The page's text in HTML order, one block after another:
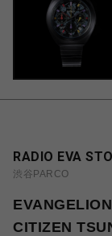
RADIO EVA
渋谷PARCO
CITIZEN